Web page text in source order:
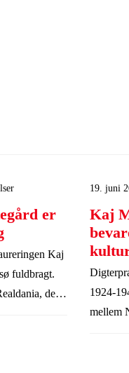
er
Kaj
fuldbragt.
der
19. juni
Kaj
1924-
mellem